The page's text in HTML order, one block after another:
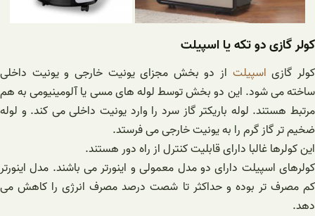
کولر گازی دو تکه یا اسپیلت
کولر گازی اسپیلت از دو بخش مجزای یونیت خارجی و یونیت داخلی
ساخته می شود. این دو بخش توسط لوله های مسی یا آلومینیومی به هم
مرتبط هستند. لوله باریکتر گاز سرد را وارد یونیت داخلی می کند. و لوله
ضخیم تر گاز گرم را به یونیت خارجی می فرستد.
این کولرها غالبا دارای قابلیت کنترل از راه دور هستند.
کولرهای اسپیلت دارای دو مدل معمولی و اینورتر می باشند. مدل اینورتر
کم مصرف تر بوده و حداکثر تا شصت درصد مصرف انرژی را کاهش می
دهد.